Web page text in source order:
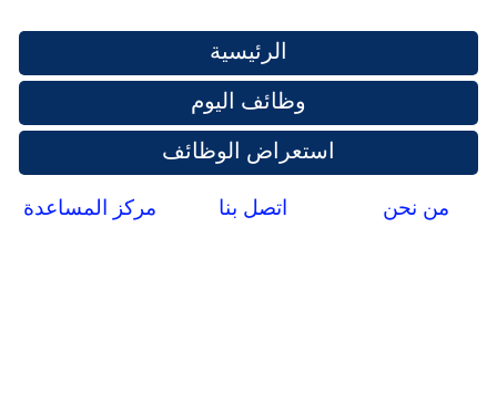
الرئيسية
وظائف اليوم
استعراض الوظائف
من نحن اتصل بنا مركز المساعدة